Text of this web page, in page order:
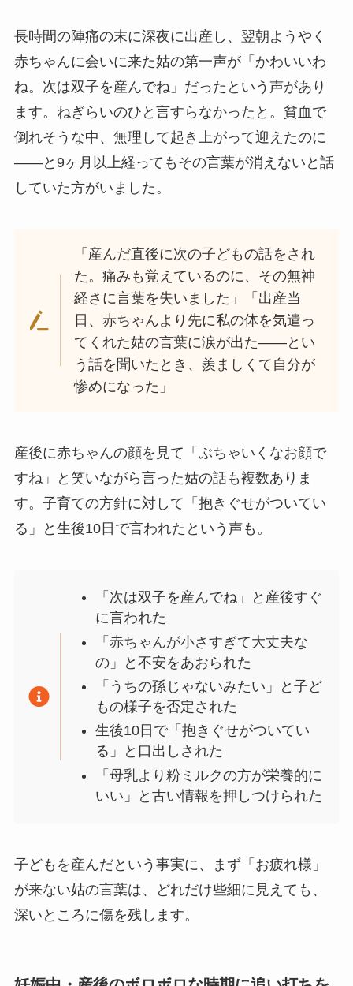
長時間の陣痛の末に深夜に出産し、翌朝ようやく
赤ちゃんに会いに来た姑の第一声が「かわいいわ
ね。次は双子を産んでね」だったという声があり
ます。ねぎらいのひと言すらなかったと。貧血で
倒れそうな中、無理して起き上がって迎えたのに
——と9ヶ月以上経ってもその言葉が消えないと話
していた方がいました。
「産んだ直後に次の子どもの話をされ
た。痛みも覚えているのに、その無神
経さに言葉を失いました」「出産当
日、赤ちゃんより先に私の体を気遣っ
てくれた姑の言葉に涙が出た——とい
う話を聞いたとき、羨ましくて自分が
惨めになった」
産後に赤ちゃんの顔を見て「ぶちゃいくなお顔で
すね」と笑いながら言った姑の話も複数ありま
す。子育ての方針に対して「抱きぐせがついてい
る」と生後10日で言われたという声も。
「次は双子を産んでね」と産後すぐ
に言われた
「赤ちゃんが小さすぎて大丈夫な
の」と不安をあおられた
「うちの孫じゃないみたい」と子ど
もの様子を否定された
生後10日で「抱きぐせがついてい
る」と口出しされた
「母乳より粉ミルクの方が栄養的に
いい」と古い情報を押しつけられた
子どもを産んだという事実に、まず「お疲れ様」
が来ない姑の言葉は、どれだけ些細に見えても、
深いところに傷を残します。